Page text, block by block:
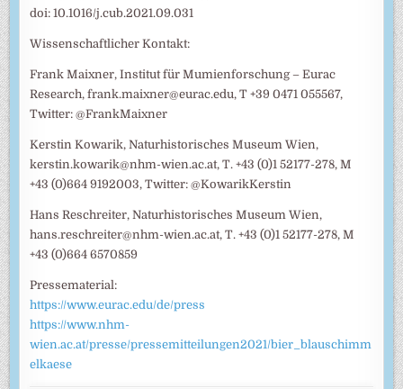
doi: 10.1016/j.cub.2021.09.031
Wissenschaftlicher Kontakt:
Frank Maixner, Institut für Mumienforschung – Eurac
Research, frank.maixner@eurac.edu, T +39 0471 055567,
Twitter: @FrankMaixner
Kerstin Kowarik, Naturhistorisches Museum Wien,
kerstin.kowarik@nhm-wien.ac.at, T. +43 (0)1 52177-278, M
+43 (0)664 9192003, Twitter: @KowarikKerstin
Hans Reschreiter, Naturhistorisches Museum Wien,
hans.reschreiter@nhm-wien.ac.at, T. +43 (0)1 52177-278, M
+43 (0)664 6570859
Pressematerial:
https://www.eurac.edu/de/press
https://www.nhm-
wien.ac.at/presse/pressemitteilungen2021/bier_blauschimm
elkaese